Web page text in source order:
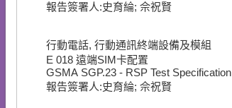
報告簽署人:史育綸; 佘祝賢
行動電話, 行動通訊終端設備及模組
E 018 遠端SIM卡配置
GSMA SGP.23 - RSP Test Specification
報告簽署人:史育綸; 佘祝賢